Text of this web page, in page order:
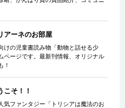
ーネのお部屋
けの児童書読み物「動物と話せる少
ージです。最新刊情報、オリジナル
！
こそ！！
気ファンタジー「トリシアは魔法のお